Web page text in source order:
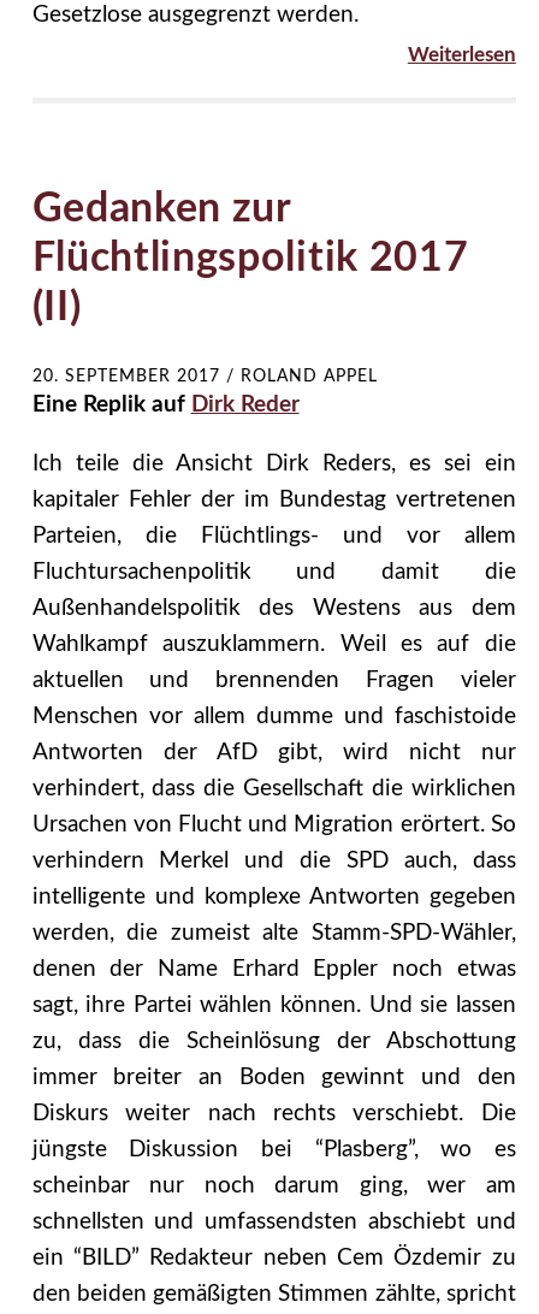
Gesetzlose ausgegrenzt werden.
Weiterlesen
Gedanken zur
Flüchtlingspolitik 2017
(II)
20. SEPTEMBER 2017 / ROLAND APPEL
Eine Replik auf Dirk Reder
Ich teile die Ansicht Dirk Reders, es sei ein
kapitaler Fehler der im Bundestag vertretenen
Parteien, die Flüchtlings- und vor allem
Fluchtursachenpolitik und damit die
Außenhandelspolitik des Westens aus dem
Wahlkampf auszuklammern. Weil es auf die
aktuellen und brennenden Fragen vieler
Menschen vor allem dumme und faschistoide
Antworten der AfD gibt, wird nicht nur
verhindert, dass die Gesellschaft die wirklichen
Ursachen von Flucht und Migration erörtert. So
verhindern Merkel und die SPD auch, dass
intelligente und komplexe Antworten gegeben
werden, die zumeist alte Stamm-SPD-Wähler,
denen der Name Erhard Eppler noch etwas
sagt, ihre Partei wählen können. Und sie lassen
zu, dass die Scheinlösung der Abschottung
immer breiter an Boden gewinnt und den
Diskurs weiter nach rechts verschiebt. Die
jüngste Diskussion bei “Plasberg”, wo es
scheinbar nur noch darum ging, wer am
schnellsten und umfassendsten abschiebt und
ein “BILD” Redakteur neben Cem Özdemir zu
den beiden gemäßigten Stimmen zählte, spricht